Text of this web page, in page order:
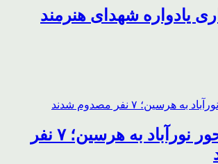
یادواره شهدای هنرمند
تصادف در محور نورآباد به هرسین؛ ۷ نفر